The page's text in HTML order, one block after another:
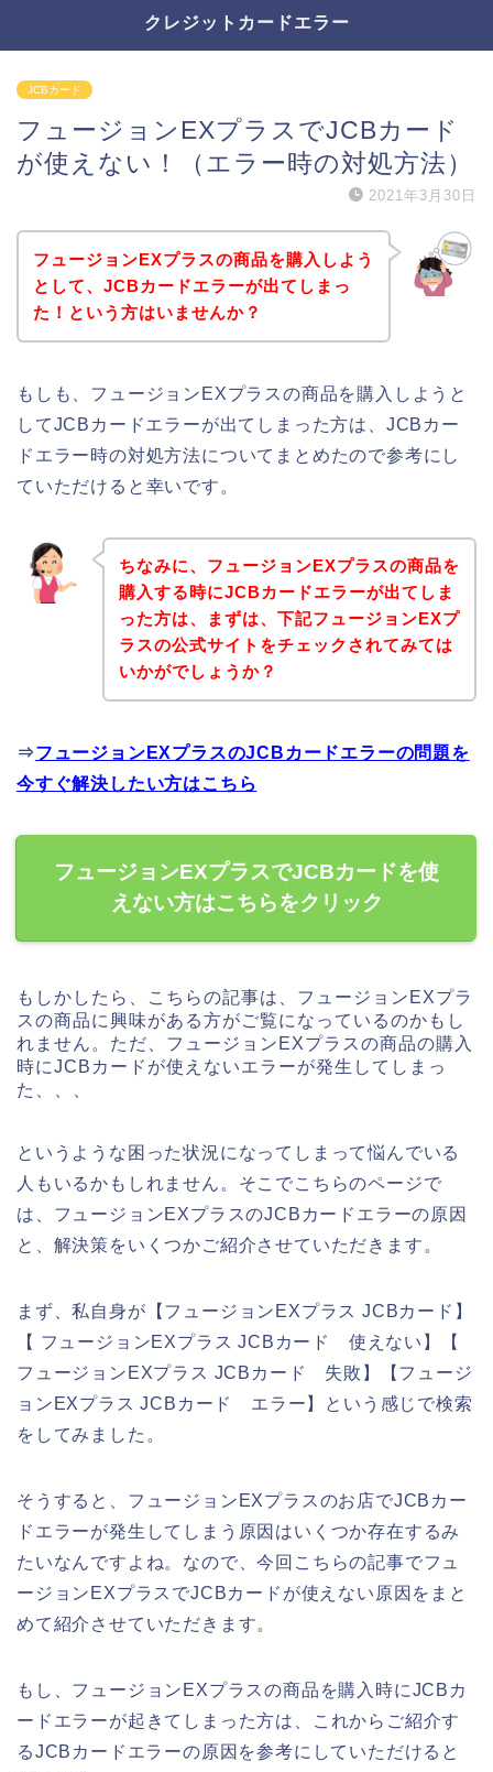
クレジットカードエラー
JCBカード
フュージョンEXプラスでJCBカード
が使えない！（エラー時の対処方法）
2021年3月30日
フュージョンEXプラスの商品を購入しよう
として、JCBカードエラーが出てしまっ
た！という方はいませんか？
もしも、フュージョンEXプラスの商品を購入しようと
してJCBカードエラーが出てしまった方は、JCBカー
ドエラー時の対処方法についてまとめたので参考にし
ていただけると幸いです。
ちなみに、フュージョンEXプラスの商品を
購入する時にJCBカードエラーが出てしま
った方は、まずは、下記フュージョンEXプ
ラスの公式サイトをチェックされてみては
いかがでしょうか？
⇒フュージョンEXプラスのJCBカードエラーの問題を
今すぐ解決したい方はこちら
フュージョンEXプラスでJCBカードを使
えない方はこちらをクリック
もしかしたら、こちらの記事は、フュージョンEXプラ
スの商品に興味がある方がご覧になっているのかもし
れません。ただ、フュージョンEXプラスの商品の購入
時にJCBカードが使えないエラーが発生してしまっ
た、、、
というような困った状況になってしまって悩んでいる
人もいるかもしれません。そこでこちらのページで
は、フュージョンEXプラスのJCBカードエラーの原因
と、解決策をいくつかご紹介させていただきます。
まず、私自身が【フュージョンEXプラス JCBカード】
【 フュージョンEXプラス JCBカード 使えない】【
フュージョンEXプラス JCBカード 失敗】【フュージ
ョンEXプラス JCBカード エラー】という感じで検索
をしてみました。
そうすると、フュージョンEXプラスのお店でJCBカー
ドエラーが発生してしまう原因はいくつか存在するみ
たいなんですよね。なので、今回こちらの記事でフュ
ージョンEXプラスでJCBカードが使えない原因をまと
めて紹介させていただきます。
もし、フュージョンEXプラスの商品を購入時にJCBカ
ードエラーが起きてしまった方は、これからご紹介す
るJCBカードエラーの原因を参考にしていただけると